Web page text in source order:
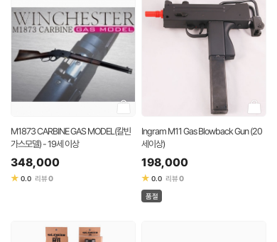
M1873 CARBINE GAS MODEL(칼빈
가스모델) - 19세 이상
348,000
★ 0.0 리뷰0
Ingram M11 Gas Blowback Gun (20
세이상)
198,000
★ 0.0 리뷰0
품절